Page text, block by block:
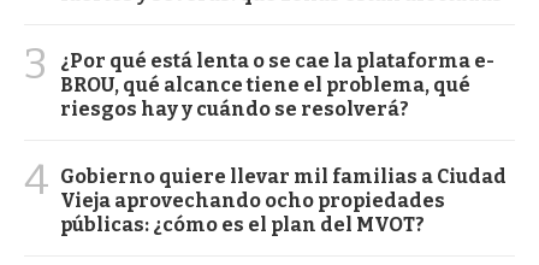
3
¿Por qué está lenta o se cae la plataforma e-
BROU, qué alcance tiene el problema, qué
riesgos hay y cuándo se resolverá?
4 Gobierno quiere llevar mil familias a Ciudad
Vieja aprovechando ocho propiedades
públicas: ¿cómo es el plan del MVOT?